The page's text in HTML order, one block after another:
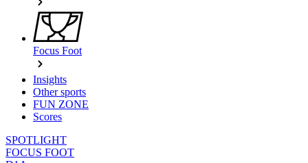
Focus Foot
Insights
Other sports
FUN ZONE
Scores
SPOTLIGHT
FOCUS FOOT